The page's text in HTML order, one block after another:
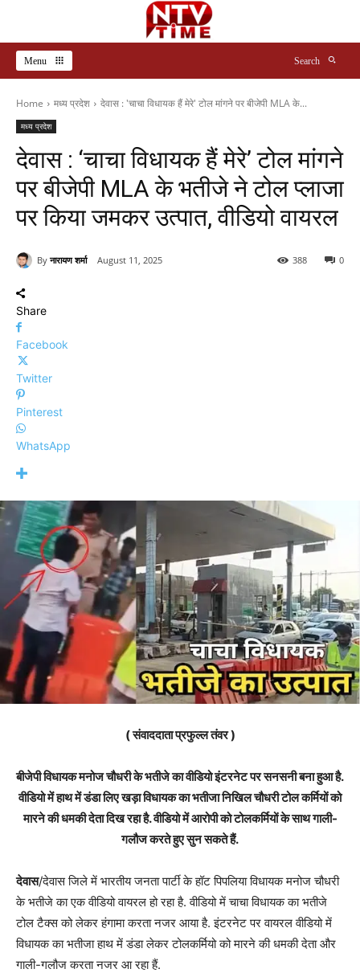
Menu Search
Home मध्य प्रदेश देवास : 'चाचा विधायक हैं मेरे' टोल मांगने पर बीजेपी MLA के...
मध्य प्रदेश
देवास : ‘चाचा विधायक हैं मेरे’ टोल मांगने
पर बीजेपी MLA के भतीजे ने टोल प्लाजा
पर किया जमकर उत्पात, वीडियो वायरल
By नारायण शर्मा August 11, 2025 0
388
Share
Facebook
Twitter
Pinterest
WhatsApp
( संवाददाता प्रफुल्ल तंवर )
बीजेपी विधायक मनोज चौधरी के भतीजे का वीडियो इंटरनेट पर सनसनी बना हुआ है.
वीडियो में हाथ में डंडा लिए खड़ा विधायक का भतीजा निखिल चौधरी टोल कर्मियों को
मारने की धमकी देता दिख रहा है. वीडियो में आरोपी को टोलकर्मियों के साथ गाली-
गलौज करते हुए सुन सकते हैं.
देवास/देवास जिले में भारतीय जनता पार्टी के हॉट पिपलिया विधायक मनोज चौधरी
के भतीजे का एक वीडियो वायरल हो रहा है. वीडियो में चाचा विधायक का भतीजे
टोल टैक्स को लेकर हंगामा करता नजर आया है. इंटरनेट पर वायरल वीडियो में
विधायक का भतीजा हाथ में डंडा लेकर टोलकर्मियो को मारने की धमकी देता और
गाली-गलौज करता नजर आ रहा हैं.